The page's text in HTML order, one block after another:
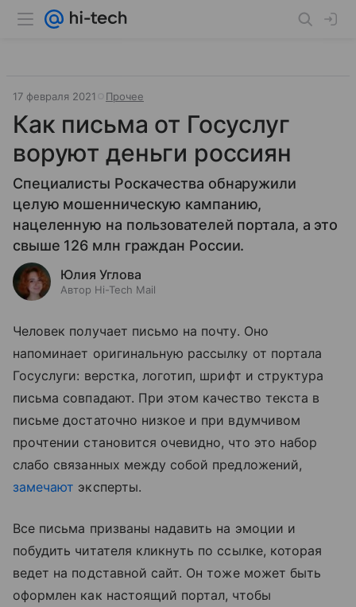
17 февраля 2021 Прочее
Как письма от Госуслуг
воруют деньги россиян
Специалисты Роскачества обнаружили
целую мошенническую кампанию,
нацеленную на пользователей портала, а это
свыше 126 млн граждан России.
Юлия Углова
Автор Hi-Tech Mail
Человек получает письмо на почту. Оно
напоминает оригинальную рассылку от портала
Госуслуги: верстка, логотип, шрифт и структура
письма совпадают. При этом качество текста в
письме достаточно низкое и при вдумчивом
прочтении становится очевидно, что это набор
слабо связанных между собой предложений,
замечают эксперты.
Все письма призваны надавить на эмоции и
побудить читателя кликнуть по ссылке, которая
ведет на подставной сайт. Он тоже может быть
оформлен как настоящий портал, чтобы